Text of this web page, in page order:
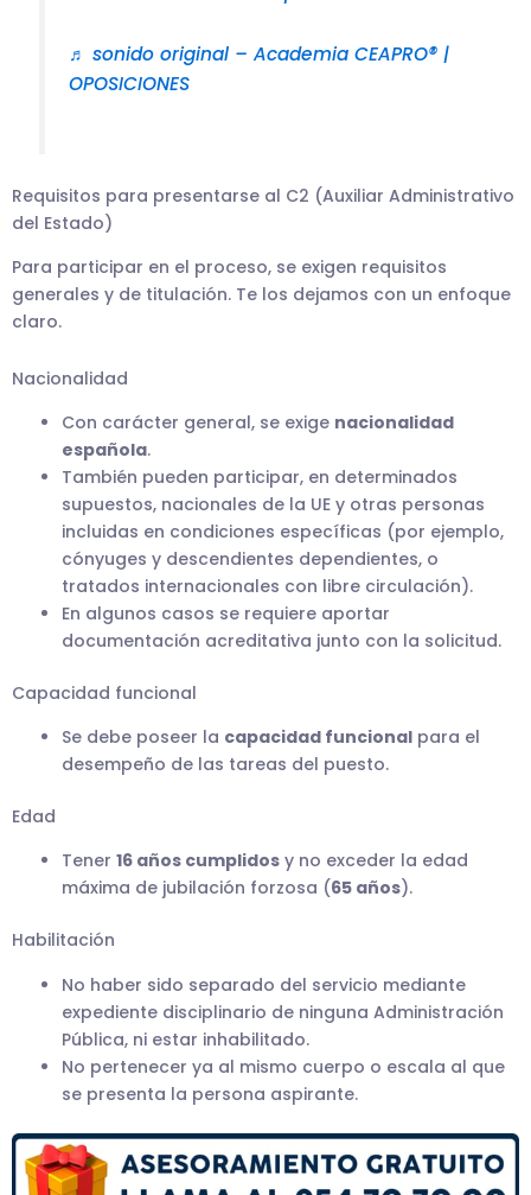
♬ sonido original – Academia CEAPRO® |
OPOSICIONES
Requisitos para presentarse al C2 (Auxiliar Administrativo
del Estado)
Para participar en el proceso, se exigen requisitos
generales y de titulación. Te los dejamos con un enfoque
claro.
Nacionalidad
Con carácter general, se exige nacionalidad
española.
También pueden participar, en determinados
supuestos, nacionales de la UE y otras personas
incluidas en condiciones específicas (por ejemplo,
cónyuges y descendientes dependientes, o
tratados internacionales con libre circulación).
En algunos casos se requiere aportar
documentación acreditativa junto con la solicitud.
Capacidad funcional
Se debe poseer la capacidad funcional para el
desempeño de las tareas del puesto.
Edad
Tener 16 años cumplidos y no exceder la edad
máxima de jubilación forzosa (65 años).
Habilitación
No haber sido separado del servicio mediante
expediente disciplinario de ninguna Administración
Pública, ni estar inhabilitado.
No pertenecer ya al mismo cuerpo o escala al que
se presenta la persona aspirante.